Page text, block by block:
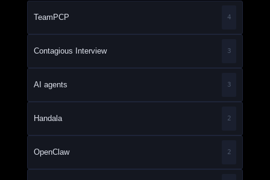
TeamPCP 4
Contagious Interview 3
AI agents 3
Handala 2
OpenClaw 2